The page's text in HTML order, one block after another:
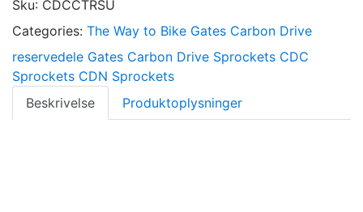
Sku: CDCCTRSU
Categories: The Way to Bike Gates Carbon Drive
reservedele Gates Carbon Drive Sprockets CDC
Sprockets CDN Sprockets
Beskrivelse
Produktoplysninger